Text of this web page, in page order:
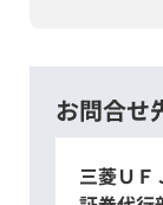
お問合せ
三菱ＵＦ